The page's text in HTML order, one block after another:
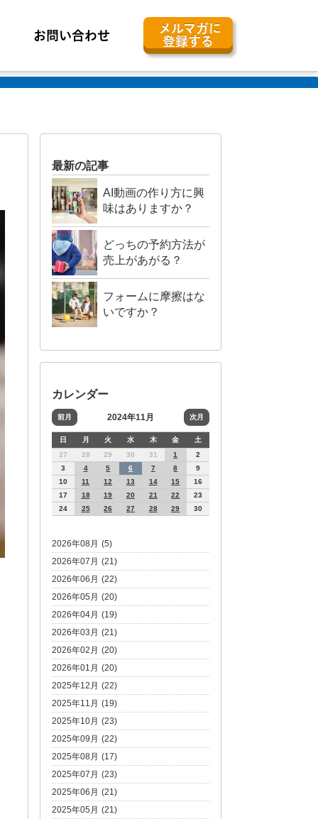
お問い合わせ メルマガに
登録する
最新の記事
AI動画の作り方に興
味はありますか？
どっちの予約方法が
売上があがる？
フォームに摩擦はな
いですか？
カレンダー
前月 2024年11月 次月
日 月 火 水 木 金
土
27
28 29 30 31 1
2
3
4 5 6 7 8
9
10
11 12 13 14 15
16
17
18 19 20 21 22
23
24
25 26 27 28 29 30
2026年08月 (5)
2026年07月 (21)
2026年06月 (22)
2026年05月 (20)
2026年04月 (19)
2026年03月 (21)
2026年02月 (20)
2026年01月 (20)
2025年12月 (22)
2025年11月 (19)
2025年10月 (23)
2025年09月 (22)
2025年08月 (17)
2025年07月 (23)
2025年06月 (21)
2025年05月 (21)